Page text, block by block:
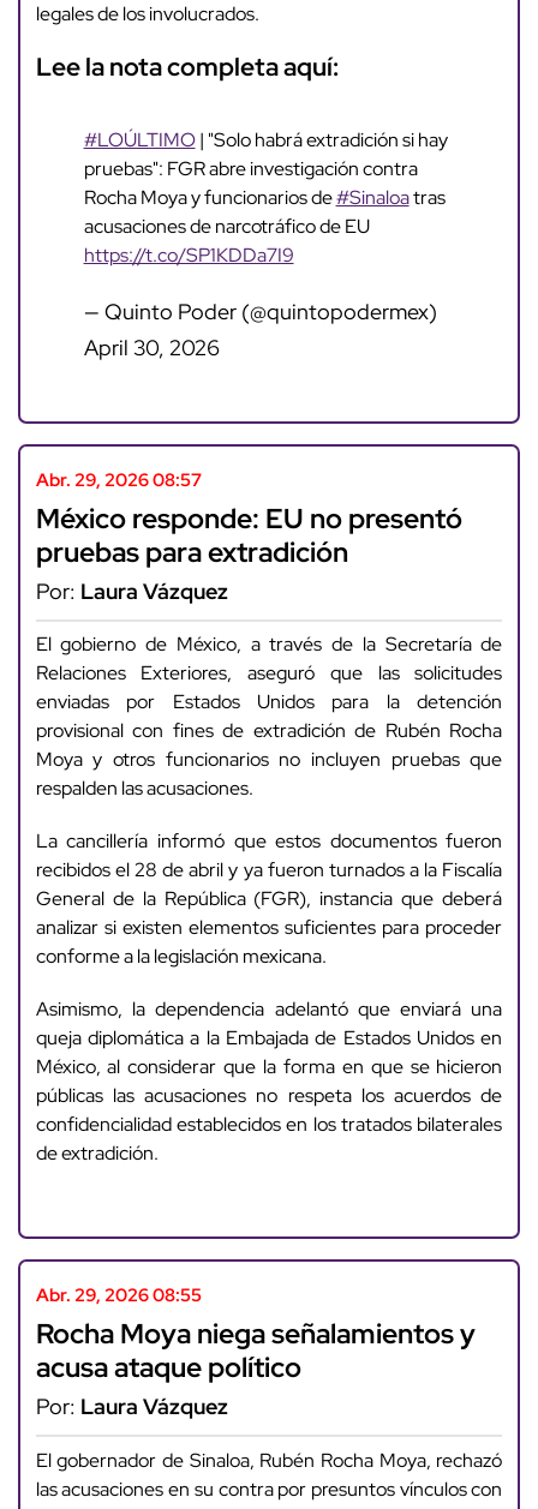
legales de los involucrados.
Lee la nota completa aquí:
#LOÚLTIMO| "Solo habrá extradición si hay
pruebas": FGR abre investigación contra
Rocha Moya y funcionarios de#Sinaloatras
acusaciones de narcotráfico de EU
https://t.co/SP1KDDa7I9
— Quinto Poder (@quintopodermex)
April 30, 2026
Abr. 29, 2026 08:57
México responde: EU no presentó
pruebas para extradición
Por: Laura Vázquez
El gobierno de México, a través de la Secretaría de
Relaciones Exteriores, aseguró que las solicitudes
enviadas por Estados Unidos para la detención
provisional con fines de extradición de Rubén Rocha
Moya y otros funcionarios no incluyen pruebas que
respalden las acusaciones.
La cancillería informó que estos documentos fueron
recibidos el 28 de abril y ya fueron turnados a la Fiscalía
General de la República (FGR), instancia que deberá
analizar si existen elementos suficientes para proceder
conforme a la legislación mexicana.
Asimismo, la dependencia adelantó que enviará una
queja diplomática a la Embajada de Estados Unidos en
México, al considerar que la forma en que se hicieron
públicas las acusaciones no respeta los acuerdos de
confidencialidad establecidos en los tratados bilaterales
de extradición.
Abr. 29, 2026 08:55
Rocha Moya niega señalamientos y
acusa ataque político
Por: Laura Vázquez
El gobernador de Sinaloa, Rubén Rocha Moya, rechazó
las acusaciones en su contra por presuntos vínculos con